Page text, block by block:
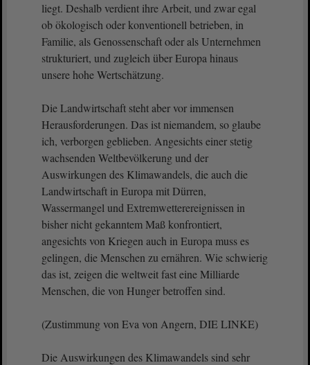
liegt. Deshalb verdient ihre Arbeit, und zwar egal
ob ökologisch oder konventionell betrieben, in
Familie, als Genossenschaft oder als Unternehmen
strukturiert, und zugleich über Europa hinaus
unsere hohe Wertschätzung.
Die Landwirtschaft steht aber vor immensen
Herausforderungen. Das ist niemandem, so glaube
ich, verborgen geblieben. Angesichts einer stetig
wachsenden Weltbevölkerung und der
Auswirkungen des Klimawandels, die auch die
Landwirtschaft in Europa mit Dürren,
Wassermangel und Extremwetterereignissen in
bisher nicht gekanntem Maß konfrontiert,
angesichts von Kriegen auch in Europa muss es
gelingen, die Menschen zu ernähren. Wie schwierig
das ist, zeigen die weltweit fast eine Milliarde
Menschen, die von Hunger betroffen sind.
(Zustimmung von Eva von Angern, DIE LINKE)
Die Auswirkungen des Klimawandels sind sehr